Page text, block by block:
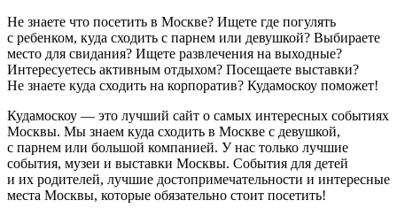
Не знаете что посетить в Москве? Ищете где погулять
с ребенком, куда сходить с парнем или девушкой? Выбираете
место для свидания? Ищете развлечения на выходные?
Интересуетесь активным отдыхом? Посещаете выставки?
Не знаете куда сходить на корпоратив? Кудамоскоу поможет!
Кудамоскоу — это лучший сайт о самых интересных событиях
Москвы. Мы знаем куда сходить в Москве с девушкой,
с парнем или большой компанией. У нас только лучшие
события, музеи и выставки Москвы. События для детей
и их родителей, лучшие достопримечательности и интересные
места Москвы, которые обязательно стоит посетить!